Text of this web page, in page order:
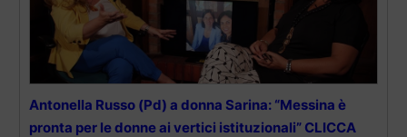
Antonella Russo (Pd) a donna Sarina: “Messina è
pronta per le donne ai vertici istituzionali” CLICCA